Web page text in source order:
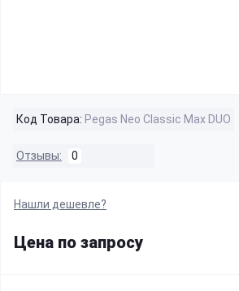
Код Товара: Pegas Neo Classic Max DUO
Отзывы: 0
Нашли дешевле?
Цена по запросу